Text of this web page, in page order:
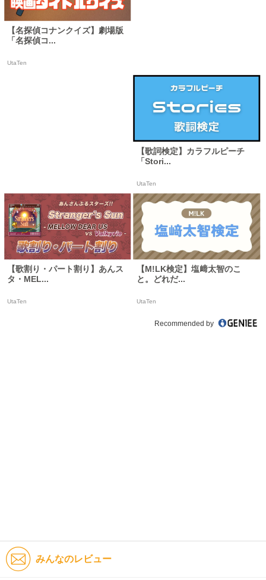
【名探偵コナンクイズ】劇場版
「名探偵コ...
UtaTen
【歌詞検定】カラフルピーチ
「Stori...
UtaTen
【歌割り・パート割り】あんス
タ・MEL...
UtaTen
【M!LK検定】塩﨑太智のこ
と。どれだ...
UtaTen
Recommended by
みんなのレビュー